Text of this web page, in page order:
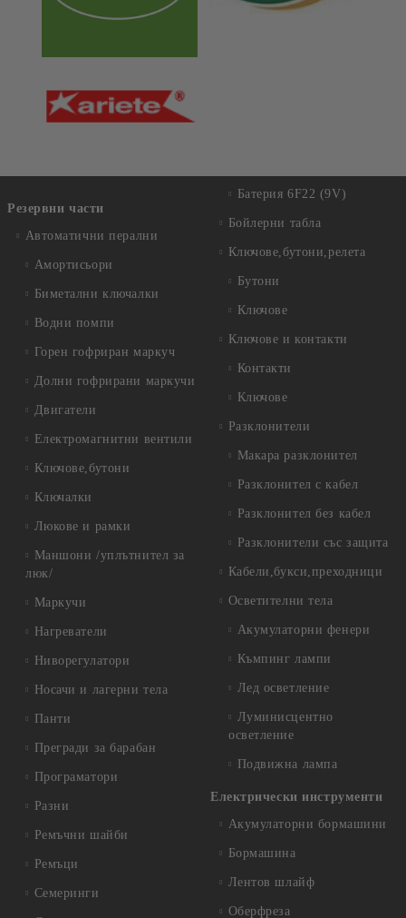
Резервни части
Автоматични перални
Амортисьори
Биметални ключалки
Водни помпи
Горен гофриран маркуч
Долни гофрирани маркучи
Двигатели
Електромагнитни вентили
Ключове,бутони
Ключалки
Люкове и рамки
Маншони /уплътнител за
люк/
Маркучи
Нагреватели
Ниворегулатори
Носачи и лагерни тела
Панти
Прегради за барабан
Програматори
Разни
Ремъчни шайби
Ремъци
Семеринги
Батерия 6F22 (9V)
Бойлерни табла
Ключове,бутони,релета
Бутони
Ключове
Ключове и контакти
Контакти
Ключове
Разклонители
Макара разклонител
Разклонител с кабел
Разклонител без кабел
Разклонители със защита
Кабели,букси,преходници
Осветителни тела
Акумулаторни фенери
Къмпинг лампи
Лед осветление
Луминисцентно
осветление
Подвижна лампа
Електрически инструменти
Акумулаторни бормашини
Бормашина
Лентов шлайф
Оберфреза